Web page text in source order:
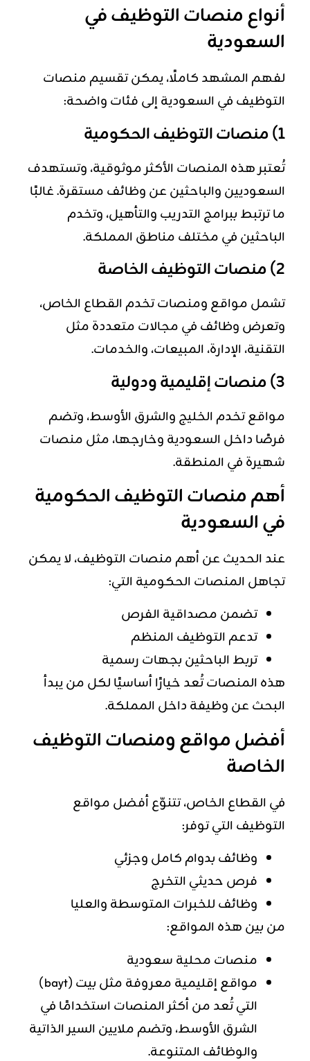
أنواع منصات التوظيف في
السعودية
لفهم المشهد كاملًا، يمكن تقسيم منصات
التوظيف في السعودية إلى فئات واضحة:
1) منصات التوظيف الحكومية
تُعتبر هذه المنصات الأكثر موثوقية، وتستهدف
السعوديين والباحثين عن وظائف مستقرة. غالبًا
ما ترتبط ببرامج التدريب والتأهيل، وتخدم
الباحثين في مختلف مناطق المملكة.
2) منصات التوظيف الخاصة
تشمل مواقع ومنصات تخدم القطاع الخاص،
وتعرض وظائف في مجالات متعددة مثل
التقنية، الإدارة، المبيعات، والخدمات.
3) منصات إقليمية ودولية
مواقع تخدم الخليج والشرق الأوسط، وتضم
فرصًا داخل السعودية وخارجها، مثل منصات
شهيرة في المنطقة.
أهم منصات التوظيف الحكومية
في السعودية
عند الحديث عن أهم منصات التوظيف، لا يمكن
تجاهل المنصات الحكومية التي:
تضمن مصداقية الفرص
تدعم التوظيف المنظم
تربط الباحثين بجهات رسمية
هذه المنصات تُعد خيارًا أساسيًا لكل من يبدأ
البحث عن وظيفة داخل المملكة.
أفضل مواقع ومنصات التوظيف
الخاصة
في القطاع الخاص، تتنوّع أفضل مواقع
التوظيف التي توفر:
وظائف بدوام كامل وجزئي
فرص حديثي التخرج
وظائف للخبرات المتوسطة والعليا
من بين هذه المواقع:
منصات محلية سعودية
مواقع إقليمية معروفة مثل بيت (bayt)
التي تُعد من أكثر المنصات استخدامًا في
الشرق الأوسط، وتضم ملايين السير الذاتية
والوظائف المتنوعة.